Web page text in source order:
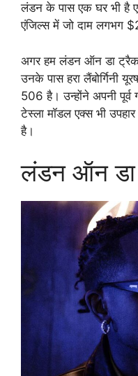
लंडन के पास एक घर भी है
एंजिल्स में जो दाम लगभग
अगर हम लंडन ऑन डा ट्रैक
उनके पास हरा लैंबोर्गिनी
506 है। उन्होंने अपनी
टेस्ला मॉडल एक्स भी
है।
लंडन ऑन डा